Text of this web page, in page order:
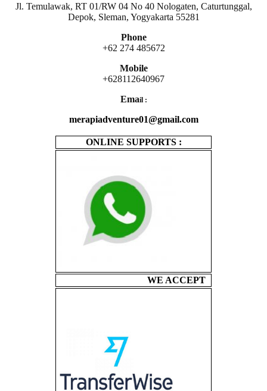
Jl. Temulawak, RT 01/RW 04 No 40 Nologaten, Caturtunggal,
Depok, Sleman, Yogyakarta 55281
Phone
+62 274 485672
Mobile
+628112640967
Email :
merapiadventure01@gmail.com
ONLINE SUPPORTS :
WE ACCEPT